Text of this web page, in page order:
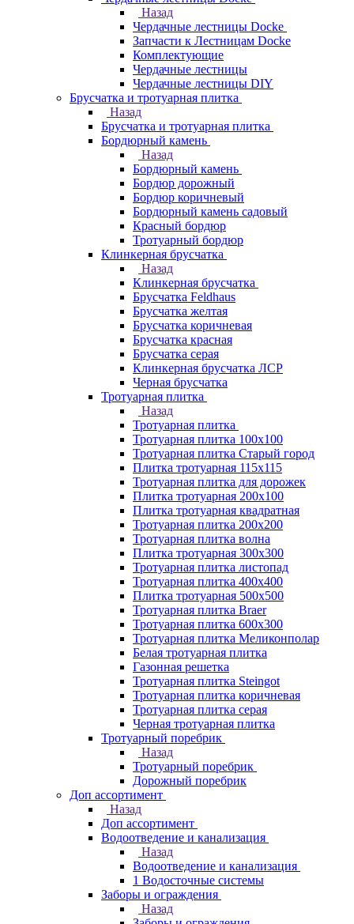
Назад
Чердачные лестницы Docke
Запчасти к Лестницам Docke
Комплектующие
Чердачные лестницы
Чердачные лестницы DIY
Брусчатка и тротуарная плитка
Назад
Брусчатка и тротуарная плитка
Бордюрный камень
Назад
Бордюрный камень
Бордюр дорожный
Бордюр коричневый
Бордюрный камень садовый
Красный бордюр
Тротуарный бордюр
Клинкерная брусчатка
Назад
Клинкерная брусчатка
Брусчатка Feldhaus
Брусчатка желтая
Брусчатка коричневая
Брусчатка красная
Брусчатка серая
Клинкерная брусчатка ЛСР
Черная брусчатка
Тротуарная плитка
Назад
Тротуарная плитка
Тротуарная плитка 100x100
Тротуарная плитка Старый город
Плитка тротуарная 115x115
Тротуарная плитка для дорожек
Плитка тротуарная 200х100
Плитка тротуарная квадратная
Тротуарная плитка 200х200
Тротуарная плитка волна
Плитка тротуарная 300х300
Тротуарная плитка листопад
Тротуарная плитка 400х400
Плитка тротуарная 500x500
Тротуарная плитка Braer
Тротуарная плитка 600х300
Тротуарная плитка Меликонполар
Белая тротуарная плитка
Газонная решетка
Тротуарная плитка Steingot
Тротуарная плитка коричневая
Тротуарная плитка серая
Черная тротуарная плитка
Тротуарный поребрик
Назад
Тротуарный поребрик
Дорожный поребрик
Доп ассортимент
Назад
Доп ассортимент
Водоотведение и канализация
Назад
Водоотведение и канализация
1 Водосточные системы
Заборы и ограждения
Назад